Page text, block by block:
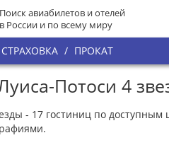
Поиск авиабилетов и отелей
в России и по всему миру
СТРАХОВКА / ПРОКАТ
Потоси 4
- 17 гостиниц по